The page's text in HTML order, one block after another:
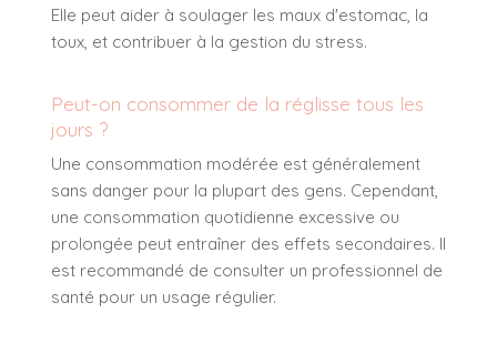
Elle peut aider à soulager les maux d'estomac, la
toux, et contribuer à la gestion du stress.
Peut-on consommer de la réglisse tous les
jours ?
Une consommation modérée est généralement
sans danger pour la plupart des gens. Cependant,
une consommation quotidienne excessive ou
prolongée peut entraîner des effets secondaires. Il
est recommandé de consulter un professionnel de
santé pour un usage régulier.